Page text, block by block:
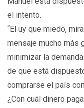
el intento.
“El uy que miedo,
mensaje mucho más
minimizar la
de que está
comprarse el país
¿Con cuál dinero